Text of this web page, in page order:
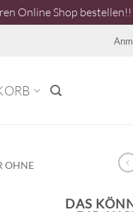
Online Shop bestellen!!
OHNE
DAS